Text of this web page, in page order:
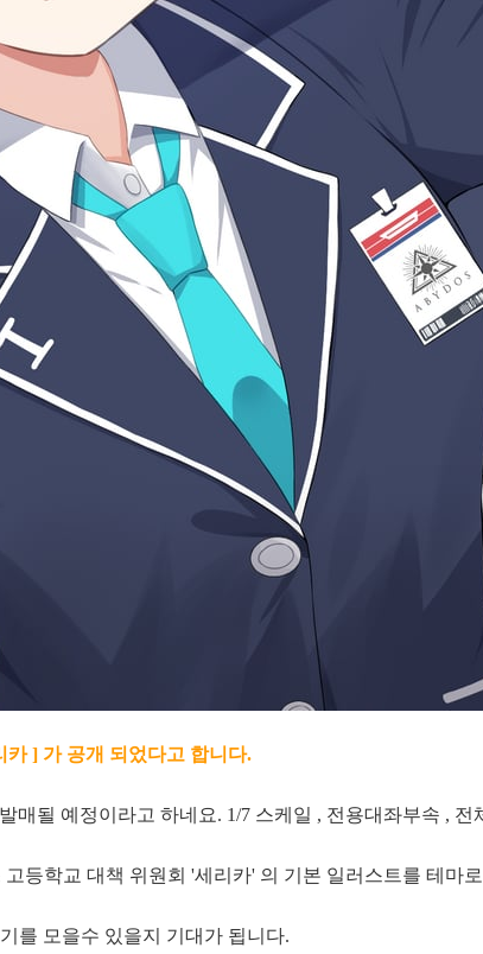
] 가 공개 되었다고 합니다.
매될 예정이라고 하네요. 1/7 스케일 , 전용대좌부속 , 전
등학교 대책 위원회 '세리카' 의 기본 일러스트를 테마로
를 모을수 있을지 기대가 됩니다.